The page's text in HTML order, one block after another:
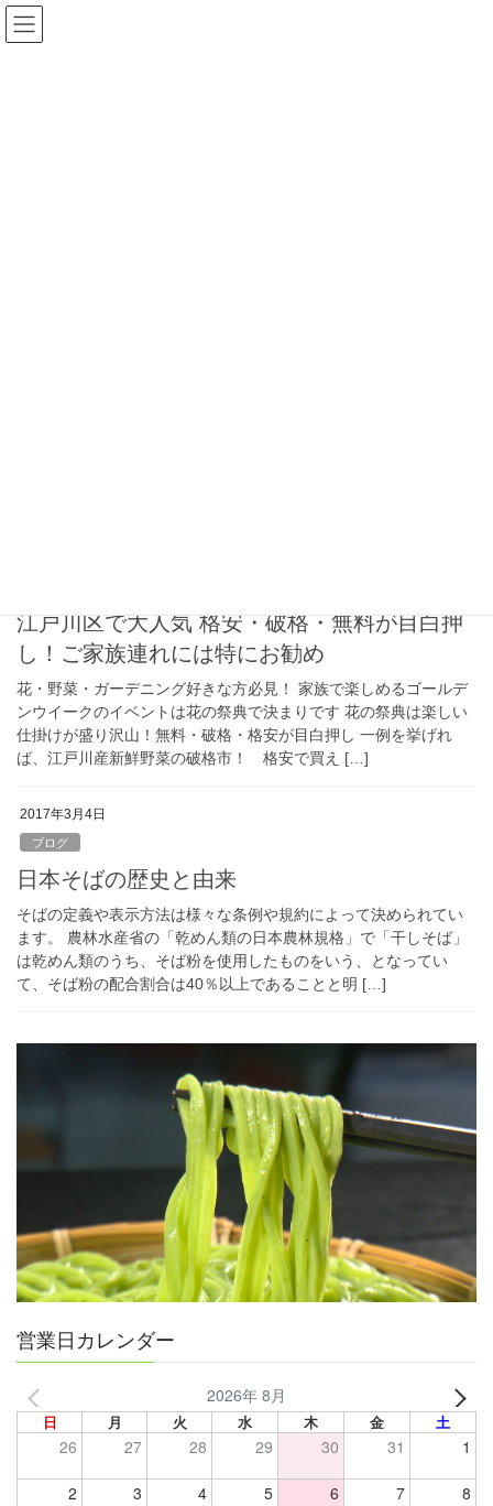
コ
ン
ナ
ビ
江戸川区で大人気 格安・破格・無料が目白押
し！ご家族連れには特にお勧め
花・野菜・ガーデニング好きな方必見！ 家族で楽しめるゴールデ
ンウイークのイベントは花の祭典で決まりです 花の祭典は楽しい
仕掛けが盛り沢山！無料・破格・格安が目白押し 一例を挙げれ
ば、江戸川産新鮮野菜の破格市！ 格安で買え […]
2017年3月4日
ブログ
日本そばの歴史と由来
そばの定義や表示方法は様々な条例や規約によって決められてい
ます。 農林水産省の「乾めん類の日本農林規格」で「干しそば」
は乾めん類のうち、そば粉を使用したものをいう、となってい
て、そば粉の配合割合は40％以上であることと明 […]
営業日カレンダー
2026年 8月
日 月 火 水 木 金 土
26 27 28 29 30 31 1
2 3 4 5 6 7 8